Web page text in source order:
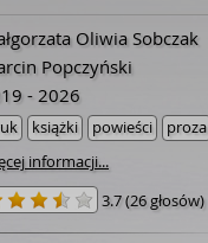
Oliwia Sobczak
Popczyński
- 2026
książki powieści
proza
informacji...
3.7(26 głosów)